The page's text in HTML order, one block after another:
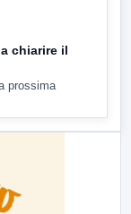
chiarire il
prossima